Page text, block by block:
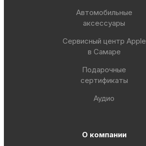
Автомобильные
аксессуары
Сервисный центр Apple
в Самаре
Подарочные
сертификаты
Аудио
О компании